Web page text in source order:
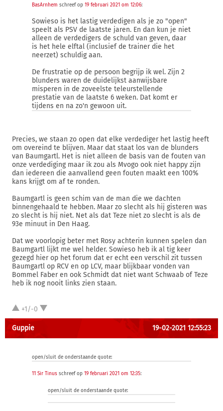
BasArnhem schreef op 19 februari 2021 om 12:06:
Sowieso is het lastig verdedigen als je zo "open"
speelt als PSV de laatste jaren. En dan kun je niet
alleen de verdedigers de schuld van geven, daar
is het hele elftal (inclusief de trainer die het
neerzet) schuldig aan.
De frustratie op de persoon begrijp ik wel. Zijn 2
blunders waren de duidelijkst aanwijsbare
misperen in de zoveelste teleurstellende
prestatie van de laatste 6 weken. Dat komt er
tijdens en na zo'n gewoon uit.
Precies, we staan zo open dat elke verdediger het lastig heeft
om overeind te blijven. Maar dat staat los van de blunders
van Baumgartl. Het is niet alleen de basis van de fouten van
onze verdediging maar ik zou als Mvogo ook niet happy zijn
dan iedereen die aanvallend geen fouten maakt een 100%
kans krijgt om af te ronden.
Baumgartl is geen schim van de man die we dachten
binnengehaald te hebben. Maar zo slecht als hij gisteren was
zo slecht is hij niet. Net als dat Teze niet zo slecht is als de
93e minuut in Den Haag.
Dat we voorlopig beter met Rosy achterin kunnen spelen dan
Baumgartl lijkt me wel helder. Sowieso heb ik al tig keer
gezegd hier op het forum dat er echt een verschil zit tussen
Baumgartl op RCV en op LCV, maar blijkbaar vonden van
Bommel Faber en ook Schmidt dat niet want Schwaab of Teze
heb ik nog nooit links zien staan.
+1/-0
Guppie 19-02-2021 12:55:23
open/sluit de onderstaande quote:
11 Sir Tinus schreef op 19 februari 2021 om 12:35:
open/sluit de onderstaande quote: